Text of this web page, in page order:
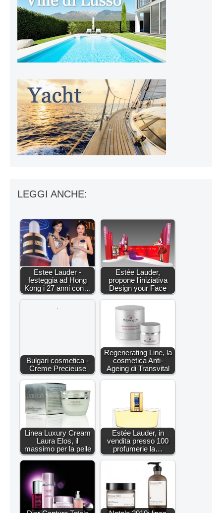
LEGGI ANCHE:
Estee Lauder -
festeggia ad Hong
Kong i 27 anni con…
Estée Lauder,
propone l'iniziativa
Design your Face
Bulgari cosmetica -
Creme Precieuse
Regenerating Line, la
cosmetica Anti-
Ageing di Transvital
Linea Luxury Cream
Laura Elos, il
massimo per la pelle
Estée Lauder, in
vendita presso 100
profumerie la…